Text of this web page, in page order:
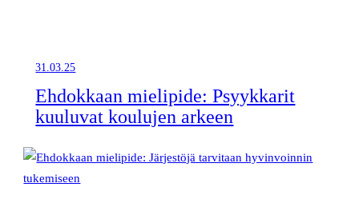
31.03.25
Ehdokkaan mielipide: Psyykkarit
kuuluvat koulujen arkeen